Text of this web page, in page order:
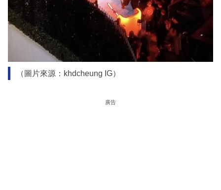
（圖片來源：khdcheung IG）
廣告